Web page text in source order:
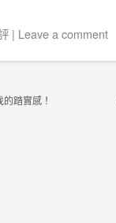
| Leave a comment
踏實感！